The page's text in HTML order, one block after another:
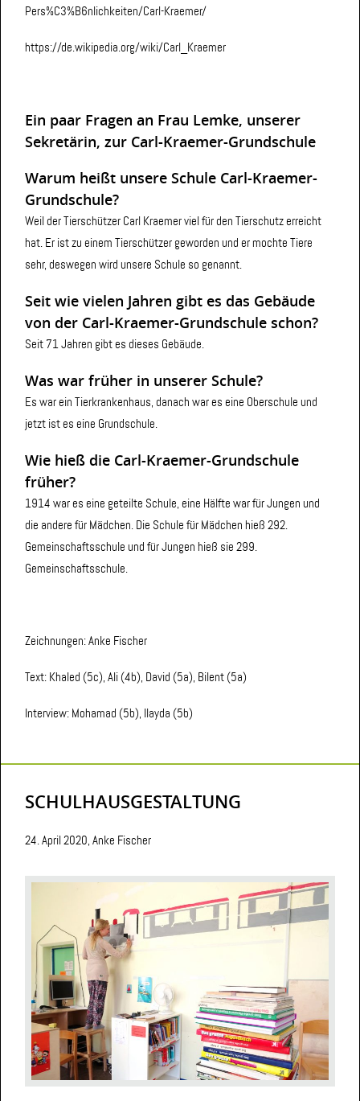
Pers%C3%B6nlichkeiten/Carl-Kraemer/
https://de.wikipedia.org/wiki/Carl_Kraemer
Ein paar Fragen an Frau Lemke, unserer
Sekretärin, zur Carl-Kraemer-Grundschule
Warum heißt unsere Schule Carl-Kraemer-
Grundschule?
Weil der Tierschützer Carl Kraemer viel für den Tierschutz erreicht
hat. Er ist zu einem Tierschützer geworden und er mochte Tiere
sehr, deswegen wird unsere Schule so genannt.
Seit wie vielen Jahren gibt es das Gebäude
von der Carl-Kraemer-Grundschule schon?
Seit 71 Jahren gibt es dieses Gebäude.
Was war früher in unserer Schule?
Es war ein Tierkrankenhaus, danach war es eine Oberschule und
jetzt ist es eine Grundschule.
Wie hieß die Carl-Kraemer-Grundschule
früher?
1914 war es eine geteilte Schule, eine Hälfte war für Jungen und
die andere für Mädchen. Die Schule für Mädchen hieß 292.
Gemeinschaftsschule und für Jungen hieß sie 299.
Gemeinschaftsschule.
Zeichnungen: Anke Fischer
Text: Khaled (5c), Ali (4b), David (5a), Bilent (5a)
Interview: Mohamad (5b), Ilayda (5b)
SCHULHAUSGESTALTUNG
24. April 2020, Anke Fischer